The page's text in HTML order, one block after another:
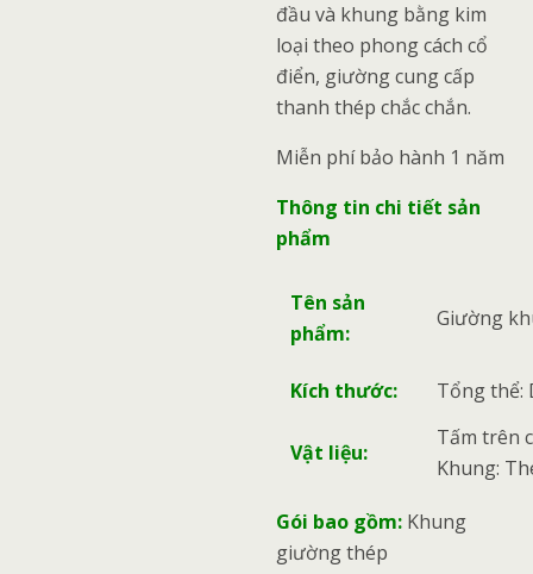
đầu và khung bằng kim
loại theo phong cách cổ
điển, giường cung cấp
thanh thép chắc chắn.
Miễn phí bảo hành 1 năm
Thông tin chi tiết sản
phẩm
Tên sản
phẩm:
Giường
Kích thước: Tổng thể:
Vật liệu:
Tấm trên
Khung:
Gói bao gồm: Khung
giường thép